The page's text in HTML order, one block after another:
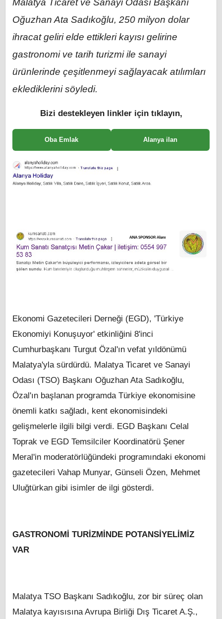
Malatya Ticaret ve Sanayi Odası Başkanı
Oğuzhan Ata Sadıkoğlu, 250 milyon dolar
ihracat geliri elde ettikleri kayısı gelirine
gastronomi ve tarih turizmi ile sanayi
ürünlerinde çeşitlenmeyi sağlayacak atılımları
eklediklerini söyledi.
Bizi destekleyen linkler için tıklayın,
Oba Emlak Alanya ilan
Ekonomi Gazetecileri Derneği (EGD), 'Türkiye
Ekonomiyi Konuşuyor' etkinliğini 8'inci
Cumhurbaşkanı Turgut Özal'ın vefat yıldönümü
Malatya'yla sürdürdü. Malatya Ticaret ve Sanayi
Odası (TSO) Başkanı Oğuzhan Ata Sadıkoğlu,
Özal'ın başlanan programda Türkiye ekonomisine
önemli katkı sağladı, kent ekonomisindeki
gelişmelerle ilgili bilgi verdi. EGD Başkanı Celal
Toprak ve EGD Temsilciler Koordinatörü Şener
Meral'in moderatörlüğündeki programındaki ekonomi
gazetecileri Vahap Munyar, Günseli Özen, Mehmet
Uluğtürkan gibi isimler de ilgi gösterdi.
GASTRONOMİ TURİZMİNDE POTANSİYELİMİZ
VAR
Malatya TSO Başkanı Sadıkoğlu, zor bir süreç olan
Malatya kayısısına Avrupa Birliği Dış Ticaret A.Ş.,